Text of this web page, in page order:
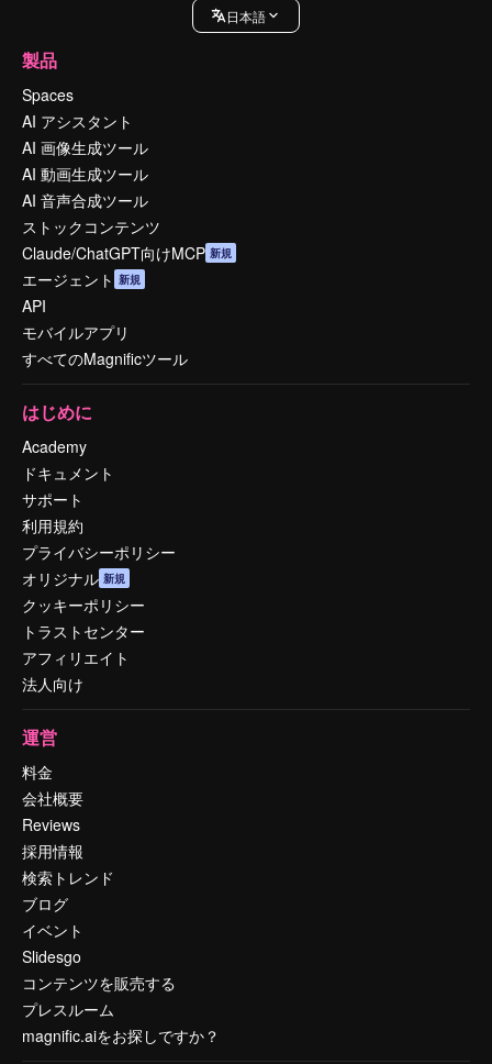
日本語
製品
Spaces
AI アシスタント
AI 画像生成ツール
AI 動画生成ツール
AI 音声合成ツール
ストックコンテンツ
Claude/ChatGPT向けMCP 新規
エージェント 新規
API
モバイルアプリ
すべてのMagnificツール
はじめに
Academy
ドキュメント
サポート
利用規約
プライバシーポリシー
オリジナル 新規
クッキーポリシー
トラストセンター
アフィリエイト
法人向け
運営
料金
会社概要
Reviews
採用情報
検索トレンド
ブログ
イベント
Slidesgo
コンテンツを販売する
プレスルーム
magnific.aiをお探しですか？